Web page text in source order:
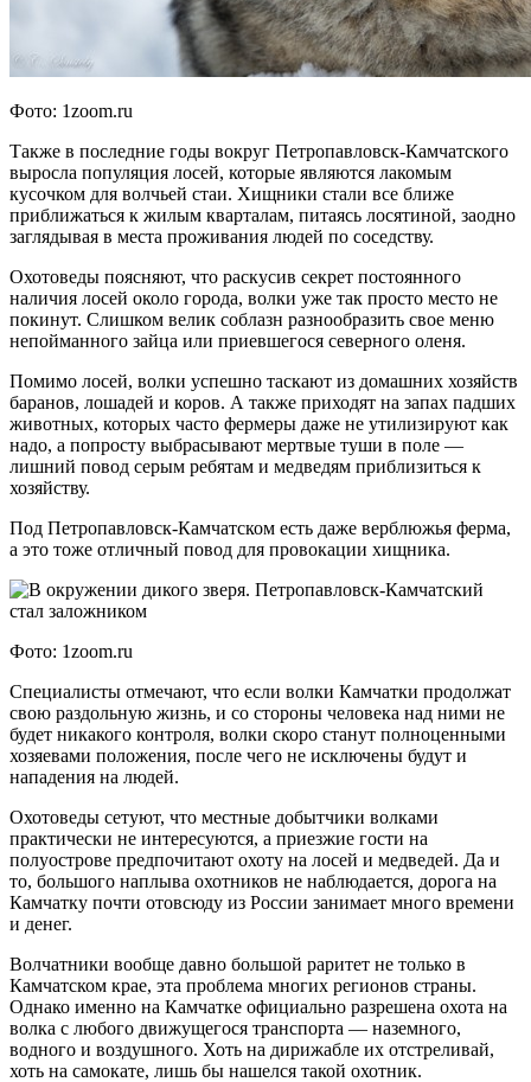
Фото: 1zoom.ru
Также в последние годы вокруг Петропавловск-Камчатского
выросла популяция лосей, которые являются лакомым
кусочком для волчьей стаи. Хищники стали все ближе
приближаться к жилым кварталам, питаясь лосятиной, заодно
заглядывая в места проживания людей по соседству.
Охотоведы поясняют, что раскусив секрет постоянного
наличия лосей около города, волки уже так просто место не
покинут. Слишком велик соблазн разнообразить свое меню
непойманного зайца или приевшегося северного оленя.
Помимо лосей, волки успешно таскают из домашних хозяйств
баранов, лошадей и коров. А также приходят на запах падших
животных, которых часто фермеры даже не утилизируют как
надо, а попросту выбрасывают мертвые туши в поле —
лишний повод серым ребятам и медведям приблизиться к
хозяйству.
Под Петропавловск-Камчатском есть даже верблюжья ферма,
а это тоже отличный повод для провокации хищника.
Фото: 1zoom.ru
Специалисты отмечают, что если волки Камчатки продолжат
свою раздольную жизнь, и со стороны человека над ними не
будет никакого контроля, волки скоро станут полноценными
хозяевами положения, после чего не исключены будут и
нападения на людей.
Охотоведы сетуют, что местные добытчики волками
практически не интересуются, а приезжие гости на
полуострове предпочитают охоту на лосей и медведей. Да и
то, большого наплыва охотников не наблюдается, дорога на
Камчатку почти отовсюду из России занимает много времени
и денег.
Волчатники вообще давно большой раритет не только в
Камчатском крае, эта проблема многих регионов страны.
Однако именно на Камчатке официально разрешена охота на
волка с любого движущегося транспорта — наземного,
водного и воздушного. Хоть на дирижабле их отстреливай,
хоть на самокате, лишь бы нашелся такой охотник.